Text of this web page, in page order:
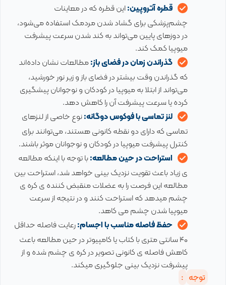
قطره آتروپین:این قطره که در معاینات
چشم‌پزشکی برای گشاد شدن مردمک استفاده می‌شود،
در دوزهای پایین می‌تواند به کند شدن سرعت پیشرفت
میوپیا کمک کند.
گذراندن زمان در فضای باز:مطالعات نشان داده‌اند
که گذراندن وقت بیشتر در فضای باز و زیر نور خورشید،
می‌تواند از ابتلا به میوپیا در کودکان و نوجوانان پیشگیری
کرده یا سرعت پیشرفت آن را کاهش دهد.
لنز تماسی با فوکوس دوگانه:نوع خاصی از لنزهای
تماسی که دارای دو نقطه کانونی هستند، می‌توانند برای
کنترل پیشرفت میوپیا در کودکان و نوجوانان موثر باشند.
استراحت در حین مطالعه:با توجه با اینکه مطالعه
ی زیاد باعث تقویت نزدیک بینی خواهد شد، استراحت بین
مطالعه این فرصت را به عضلات منقبض کننده ی کره ی
چشم میدهد که استراحت کنند و در نتیجه از سرعت
میوپیا شدن چشم می کاهد.
حفظ فاصله مناسب با اجسام:رعایت فاصله حداقل
۴۰ سانتی متری با کتاب یا کامپیوتر در حین مطالعه باعث
کاهش فاصله ی کانونی تصویر در کره ی چشم شده و از
پیشرفت نزدیک بینی جلوگیری میکند.
توجه :